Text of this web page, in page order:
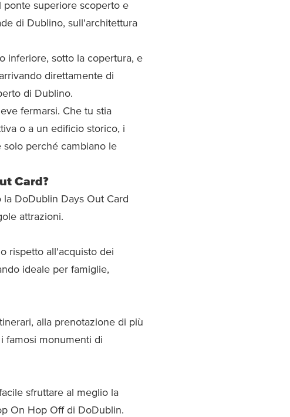
ponte superiore scoperto e
di Dublino, sull'architettura
inferiore, sotto la copertura, e
direttamente di
di Dublino.
fermarsi. Che tu stia
o a un edificio storico, i
perché cambiano le
Card?
DoDublin Days Out Card
attrazioni.
rispetto all'acquisto dei
ideale per famiglie,
alla prenotazione di più
famosi monumenti di
sfruttare al meglio la
On Hop Off di DoDublin.